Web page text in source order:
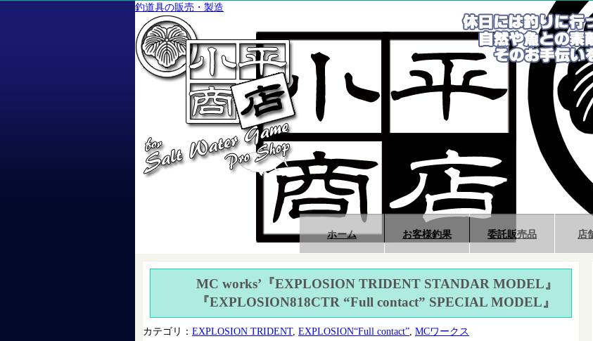
釣道具の販売・製造
ホーム お客様釣果 委託販売品 店
MC works’『EXPLOSION TRIDENT STANDAR MODEL』
『EXPLOSION818CTR “Full contact” SPECIAL MODEL』
カテゴリ： EXPLOSION TRIDENT, EXPLOSION“Full contact” MCワークス